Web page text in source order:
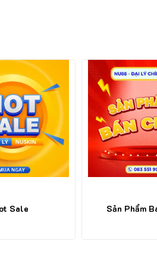
Bán Chạy
Chăm Sóc Sức